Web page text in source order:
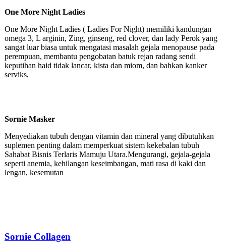
One More Night Ladies
One More Night Ladies ( Ladies For Night) memiliki kandungan
omega 3, L arginin, Zing, ginseng, red clover, dan lady Perok yang
sangat luar biasa untuk mengatasi masalah gejala menopause pada
perempuan, membantu pengobatan batuk rejan radang sendi
keputihan haid tidak lancar, kista dan miom, dan bahkan kanker
serviks,
Sornie Masker
Menyediakan tubuh dengan vitamin dan mineral yang dibutuhkan
suplemen penting dalam memperkuat sistem kekebalan tubuh
Sahabat Bisnis Terlaris Mamuju Utara.Mengurangi, gejala-gejala
seperti anemia, kehilangan keseimbangan, mati rasa di kaki dan
lengan, kesemutan
Sornie Collagen